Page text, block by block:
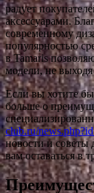
радует
аксессуарами.
современному
популярностью
в Tamaris
модели, не
Если вы хотите
больше о
club.ru/
новости и
вам оставаться в